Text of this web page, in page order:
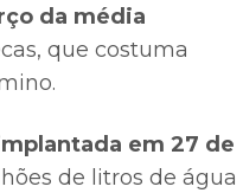
da média
que costuma
em 27 de
de litros de água